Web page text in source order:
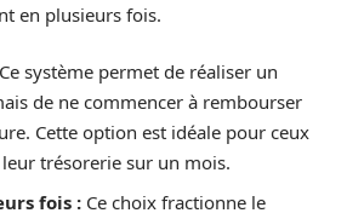
en plusieurs fois.
Ce système permet de réaliser un
de ne commencer à rembourser
Cette option est idéale pour ceux
trésorerie sur un mois.
fois : Ce choix fractionne le